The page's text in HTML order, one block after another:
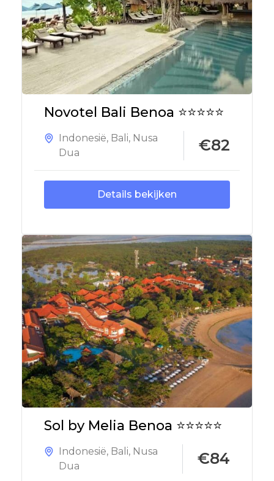
Novotel Bali Benoa ⭐⭐⭐⭐⭐
Indonesië, Bali, Nusa
Dua
€82
Details bekijken
Sol by Melia Benoa ⭐⭐⭐⭐⭐
Indonesië, Bali, Nusa
Dua
€84